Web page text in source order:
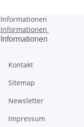
Informationen
Informationen
Informationen
Kontakt
Sitemap
Newsletter
Impressum